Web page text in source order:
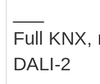
Full KNX,
DALI-2